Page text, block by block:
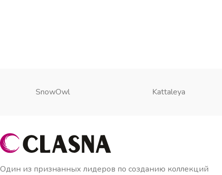
SnowOwl Kattaleya
Один из признанных лидеров по созданию коллекций